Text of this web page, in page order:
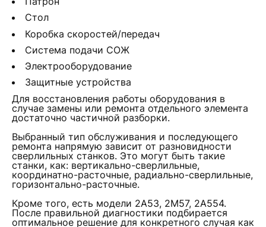
Стол
Коробка скоростей/передач
Система подачи СОЖ
Электрооборудование
Защитные устройства
Для восстановления работы оборудования в
случае замены или ремонта отдельного элемента
достаточно частичной разборки.
Выбранный тип обслуживания и последующего
ремонта напрямую зависит от разновидности
сверлильных станков. Это могут быть такие
станки, как: вертикально-сверлильные,
координатно-расточные, радиально-сверлильные,
горизонтально-расточные.
Кроме того, есть модели 2А53, 2М57, 2А554.
После правильной диагностики подбирается
оптимальное решение для конкретного случая как